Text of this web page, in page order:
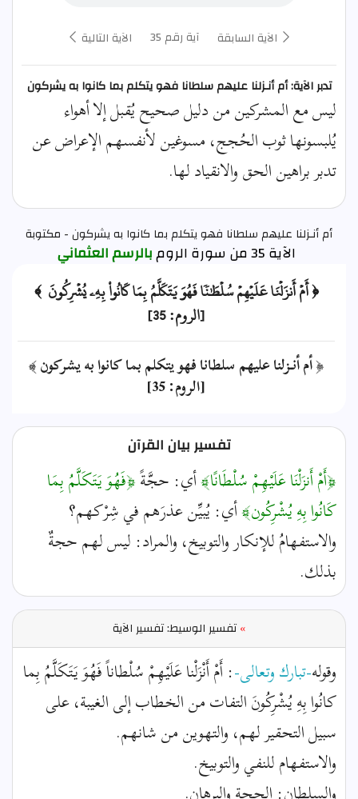
الآية السابقة آية رقم 35 الآية التالية
تدبر الآية: أم أنـزلنا عليهم سلطانا فهو يتكلم بما كانوا به يشركون
ليس مع المشركين من دليل صحيح يُقبل إلا أهواء
يُلبسونها ثوب الحُجج، مسوغين لأنفسهم الإعراض عن
تدبر براهين الحق والانقياد لها.
أم أنـزلنا عليهم سلطانا فهو يتكلم بما كانوا به يشركون - مكتوبة
الآية 35 من سورة الروم بالرسم العثماني
﴿ أَمۡ أَنزَلۡنَا عَلَيۡهِمۡ سُلۡطَٰنٗا فَهُوَ يَتَكَلَّمُ بِمَا كَانُواْ بِهِۦ يُشۡرِكُونَ ﴾
[الروم: 35]
﴿ أم أنـزلنا عليهم سلطانا فهو يتكلم بما كانوا به يشركون ﴾
[الروم: 35]
تفسير بيان القرآن
﴿أَمْ أَنزَلْنَا عَلَيْهِمْ سُلْطَانًا﴾أي: حجَّةً﴿فَهُوَ يَتَكَلَّمُ بِمَا
كَانُوا بِهِ يُشْرِكُون﴾أي: يُبيِّن عذرَهم في شِرْكهم؟
والاستفهامُ للإنكار والتوبيخ، والمراد: ليس لهم حجةٌ
بذلك.
»تفسير الوسيط: تفسير الآية
وقوله-تبارك وتعالى-: أَمْ أَنْزَلْنا عَلَيْهِمْ سُلْطاناً فَهُوَ يَتَكَلَّمُ بِما
كانُوا بِهِ يُشْرِكُونَ التفات من الخطاب إلى الغيبة، على
سبيل التحقير لهم، والتهوين من شانهم.
والاستفهام للنفي والتوبيخ.